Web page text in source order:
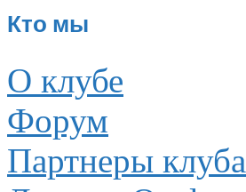
Кто мы
О клубе
Форум
Партнеры клуба